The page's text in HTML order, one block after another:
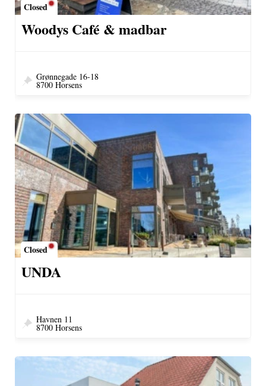
Closed
Woodys Café & madbar
Grønnegade 16-18
8700 Horsens
Closed
UNDA
Havnen 11
8700 Horsens